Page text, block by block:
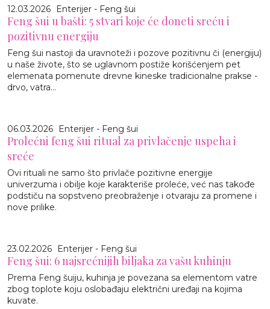
12.03.2026 Enterijer - Feng šui
Feng šui u bašti: 5 stvari koje će doneti sreću i
pozitivnu energiju
Feng šui nastoji da uravnoteži i pozove pozitivnu či (energiju)
u naše živote, što se uglavnom postiže korišćenjem pet
elemenata pomenute drevne kineske tradicionalne prakse -
drvo, vatra...
06.03.2026 Enterijer - Feng šui
Prolećni feng šui ritual za privlačenje uspeha i
sreće
Ovi rituali ne samo što privlače pozitivne energije
univerzuma i obilje koje karakteriše proleće, već nas takođe
podstiču na sopstveno preobraženje i otvaraju za promene i
nove prilike.
23.02.2026 Enterijer - Feng šui
Feng šui: 6 najsrećnijih biljaka za vašu kuhinju
Prema Feng šuiju, kuhinja je povezana sa elementom vatre
zbog toplote koju oslobađaju električni uređaji na kojima
kuvate.